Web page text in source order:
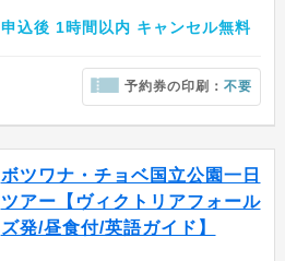
申込後 1時間以内 キャンセル無料
予約券の印刷：不要
ボツワナ・チョベ国立公園一日
ツアー【ヴィクトリアフォール
ズ発/昼食付/英語ガイド】